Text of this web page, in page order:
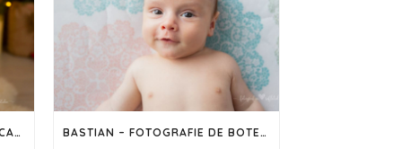
SEDINȚĂ FOTO DE CRĂCIUN – CAPTUREAZĂ MAGIA SĂRBĂTORILOR ÎN IMAGINI BASTIAN – FOTOGRAFIE DE BOTEZ ÎN CLUJ-NAPOCA